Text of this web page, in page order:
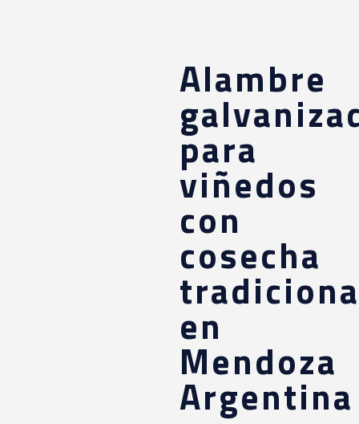
Alambre
para
viñedos
con
cosecha
en
Mendoza
Argentina